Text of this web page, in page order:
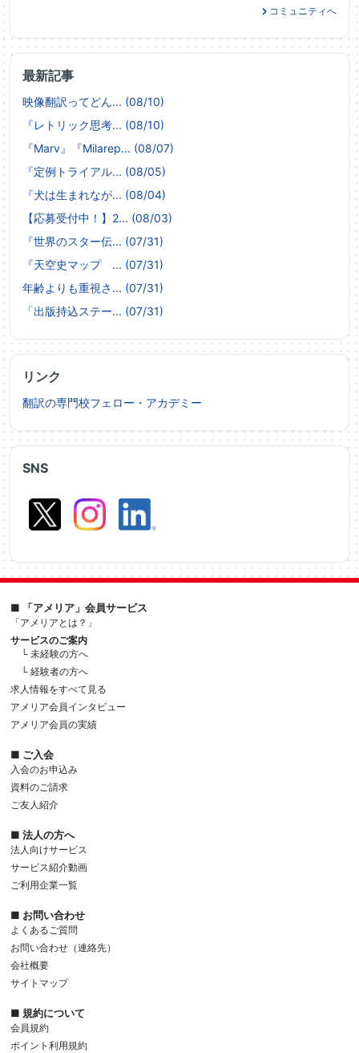
SNS
最新記事
映像翻訳ってどん... (08/10)
『レトリック思考... (08/10)
『Marv』『Milarep... (08/07)
『定例トライアル... (08/05)
『犬は生まれなが... (08/04)
【応募受付中！】2... (08/03)
『世界のスター伝... (07/31)
『天空史マップ ... (07/31)
年齢よりも重視さ... (07/31)
「出版持込ステー... (07/31)
リンク
翻訳の専門校フェロー・アカデミー
コミュニティへ
■ 「アメリア」会員サービス
「アメリアとは？」
サービスのご案内
└ 未経験の方へ
└ 経験者の方へ
求人情報をすべて見る
アメリア会員インタビュー
アメリア会員の実績
■ ご入会
入会のお申込み
資料のご請求
ご友人紹介
■ 法人の方へ
法人向けサービス
サービス紹介動画
ご利用企業一覧
■ お問い合わせ
よくあるご質問
お問い合わせ（連絡先）
会社概要
サイトマップ
■ 規約について
会員規約
ポイント利用規約